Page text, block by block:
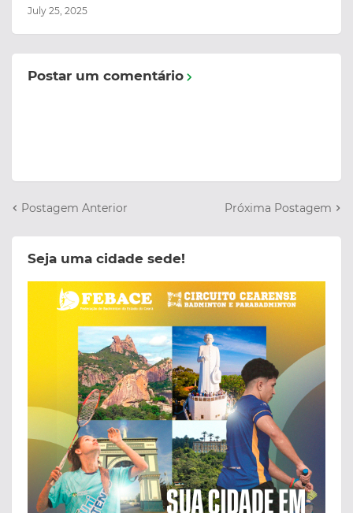
July 25, 2025
Postar um comentário
Postagem Anterior Próxima Postagem
Seja uma cidade sede!